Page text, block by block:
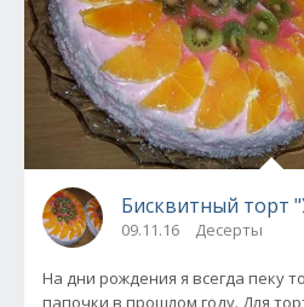
Бисквитный торт
09.11.16 Десерты
На дни рождения я всегда пеку
папочки в прошлом году. Для